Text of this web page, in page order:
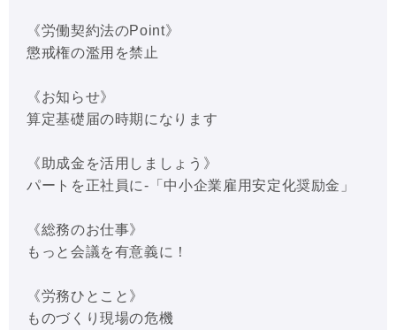
《労働契約法のPoint》
懲戒権の濫用を禁止
《お知らせ》
算定基礎届の時期になります
《助成金を活用しましょう》
パートを正社員に-「中小企業雇用安定化奨励金」
《総務のお仕事》
もっと会議を有意義に！
《労務ひとこと》
ものづくり現場の危機